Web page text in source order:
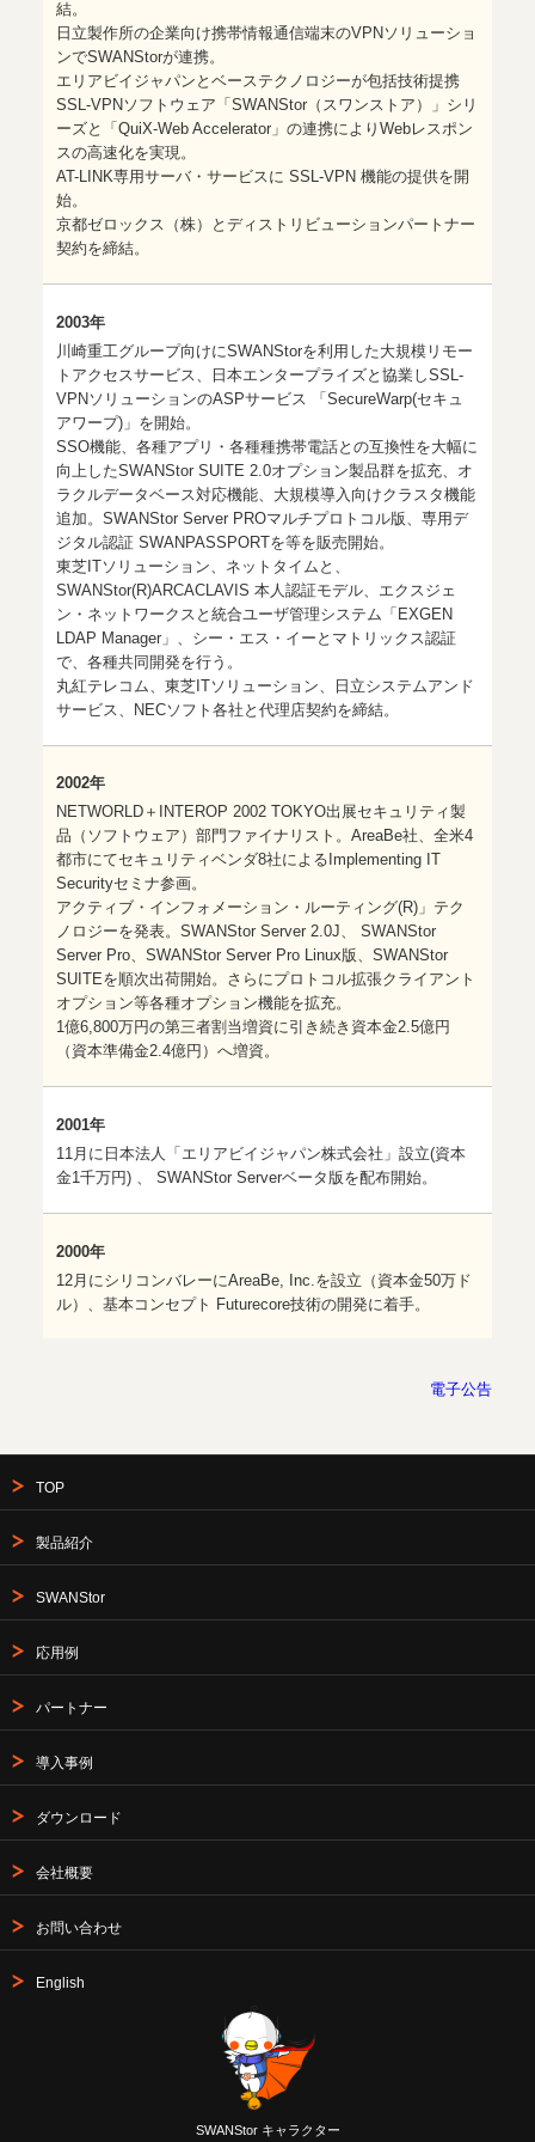
結。
日立製作所の企業向け携帯情報通信端末のVPNソリューショ
ンでSWANStorが連携。
エリアビイジャパンとベーステクノロジーが包括技術提携
SSL-VPNソフトウェア「SWANStor（スワンストア）」シリ
ーズと「QuiX-Web Accelerator」の連携によりWebレスポン
スの高速化を実現。
AT-LINK専用サーバ・サービスに SSL-VPN 機能の提供を開
始。
京都ゼロックス（株）とディストリビューションパートナー
契約を締結。
2003年
川崎重工グループ向けにSWANStorを利用した大規模リモー
トアクセスサービス、日本エンタープライズと協業しSSL-
VPNソリューションのASPサービス 「SecureWarp(セキュ
アワープ)」を開始。
SSO機能、各種アプリ・各種種携帯電話との互換性を大幅に
向上したSWANStor SUITE 2.0オプション製品群を拡充、オ
ラクルデータベース対応機能、大規模導入向けクラスタ機能
追加。SWANStor Server PROマルチプロトコル版、専用デ
ジタル認証 SWANPASSPORTを等を販売開始。
東芝ITソリューション、ネットタイムと、
SWANStor(R)ARCACLAVIS 本人認証モデル、エクスジェ
ン・ネットワークスと統合ユーザ管理システム「EXGEN
LDAP Manager」、シー・エス・イーとマトリックス認証
で、各種共同開発を行う。
丸紅テレコム、東芝ITソリューション、日立システムアンド
サービス、NECソフト各社と代理店契約を締結。
2002年
NETWORLD＋INTEROP 2002 TOKYO出展セキュリティ製
品（ソフトウェア）部門ファイナリスト。AreaBe社、全米4
都市にてセキュリティベンダ8社によるImplementing IT
Securityセミナ参画。
アクティブ・インフォメーション・ルーティング(R)」テク
ノロジーを発表。SWANStor Server 2.0J、 SWANStor
Server Pro、SWANStor Server Pro Linux版、SWANStor
SUITEを順次出荷開始。さらにプロトコル拡張クライアント
オプション等各種オプション機能を拡充。
1億6,800万円の第三者割当増資に引き続き資本金2.5億円
（資本準備金2.4億円）へ増資。
2001年
11月に日本法人「エリアビイジャパン株式会社」設立(資本
金1千万円) 、 SWANStor Serverベータ版を配布開始。
2000年
12月にシリコンバレーにAreaBe, Inc.を設立（資本金50万ド
ル）、基本コンセプト Futurecore技術の開発に着手。
電子公告
TOP
製品紹介
SWANStor
応用例
パートナー
導入事例
ダウンロード
会社概要
お問い合わせ
English
SWANStor キャラクター